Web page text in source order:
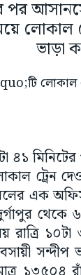
পর
ভাড়া
৪১
ট্রেন
এক
১০টা